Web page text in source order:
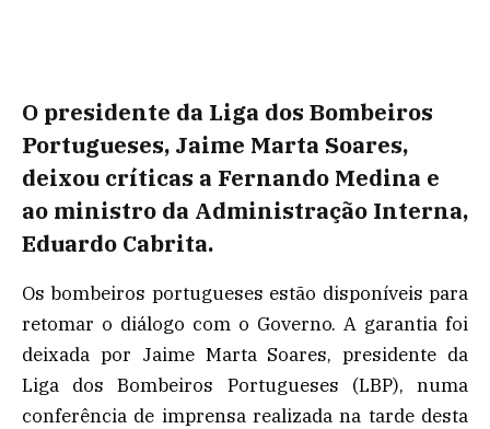
O presidente da Liga dos Bombeiros
Portugueses, Jaime Marta Soares,
deixou críticas a Fernando Medina e
ao ministro da Administração Interna,
Eduardo Cabrita.
Os bombeiros portugueses estão disponíveis para
retomar o diálogo com o Governo. A garantia foi
deixada por Jaime Marta Soares, presidente da
Liga dos Bombeiros Portugueses (LBP), numa
conferência de imprensa realizada na tarde desta